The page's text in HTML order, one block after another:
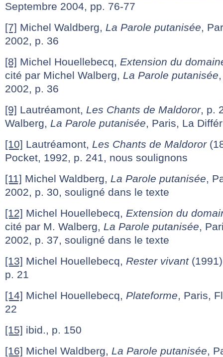
Septembre 2004, pp. 76-77
[7] Michel Waldberg, La Parole putanisée,
2002, p. 36
[8] Michel Houellebecq, Extension du
cité par Michel Walberg, La Parole putanisée
2002, p. 36
[9] Lautréamont, Les Chants de Maldoror, p.
Walberg, La Parole putanisée, Paris, La
[10] Lautréamont, Les Chants de Maldoror
Pocket, 1992, p. 241, nous soulignons
[11] Michel Waldberg, La Parole putanisée,
2002, p. 30, souligné dans le texte
[12] Michel Houellebecq, Extension du
cité par M. Walberg, La Parole putanisée,
2002, p. 37, souligné dans le texte
[13] Michel Houellebecq, Rester vivant
p. 21
[14] Michel Houellebecq, Plateforme, Paris,
22
[15] ibid., p. 150
[16] Michel Waldberg, La Parole putanisée,